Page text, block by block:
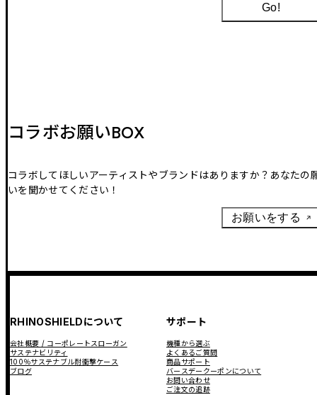
Go!
コラボお願いBOX
コラボしてほしいアーティストやブランドはありますか？あなたの
いを聞かせてください！
お願いをする
RHINOSHIELDについて
会社概要 / コーポレートスローガン
サステナビリティ
100％サステナブル耐衝撃ケース
ブログ
サポート
機種から選ぶ
よくあるご質問
商品サポート
バースデークーポンについて
お問い合わせ
ご注文の追跡